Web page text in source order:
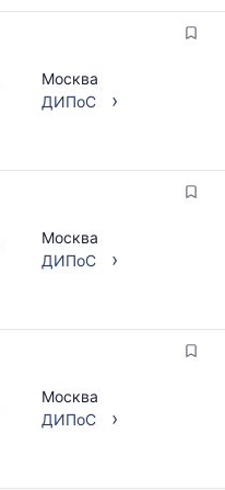
Москва
ДИПоС
›
Москва
ДИПоС
›
Москва
ДИПоС
›